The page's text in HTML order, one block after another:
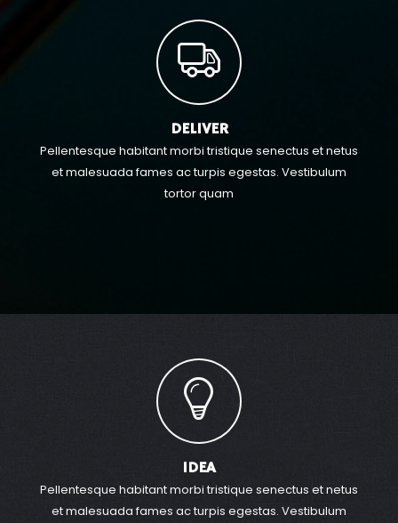
DELIVER
Pellentesque habitant morbi tristique senectus et netus
et malesuada fames ac turpis egestas. Vestibulum
tortor quam
IDEA
Pellentesque habitant morbi tristique senectus et netus
et malesuada fames ac turpis egestas. Vestibulum